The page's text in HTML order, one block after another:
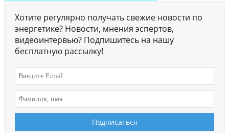
Хотите регулярно получать свежие новости по
энергетике? Новости, мнения эспертов,
видеоинтервью? Подпишитесь на нашу
бесплатную рассылку!